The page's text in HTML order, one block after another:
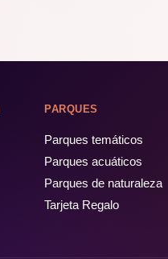
PARQUES
Parques temáticos
Parques acuáticos
Parques de naturaleza
Tarjeta Regalo